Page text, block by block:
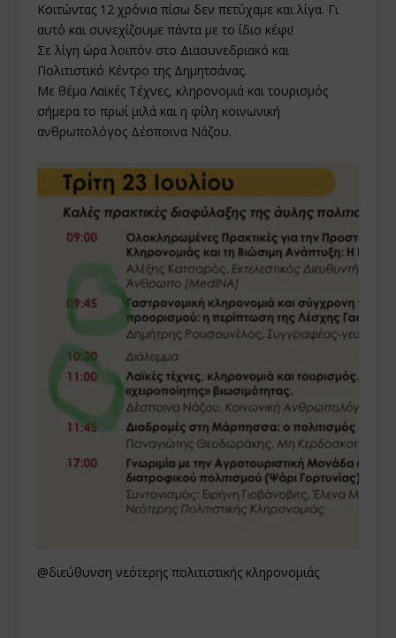
Κοιτώντας 12 χρόνια πίσω δεν πετύχαμε και λίγα. Γι
αυτό και συνεχίζουμε πάντα με το ίδιο κέφι!
Σε λίγη ώρα λοιπόν στο Διασυνεδριακό και
Πολιτιστικό Κέντρο της Δημητσάνας.
Με θέμα Λαϊκές Τέχνες, κληρονομιά και τουρισμός
σήμερα το πρωί μιλά και η φίλη κοινωνική
ανθρωπολόγος Δέσποινα Νάζου.
@διεύθυνση νεότερης πολιτιστικής κληρονομιάς